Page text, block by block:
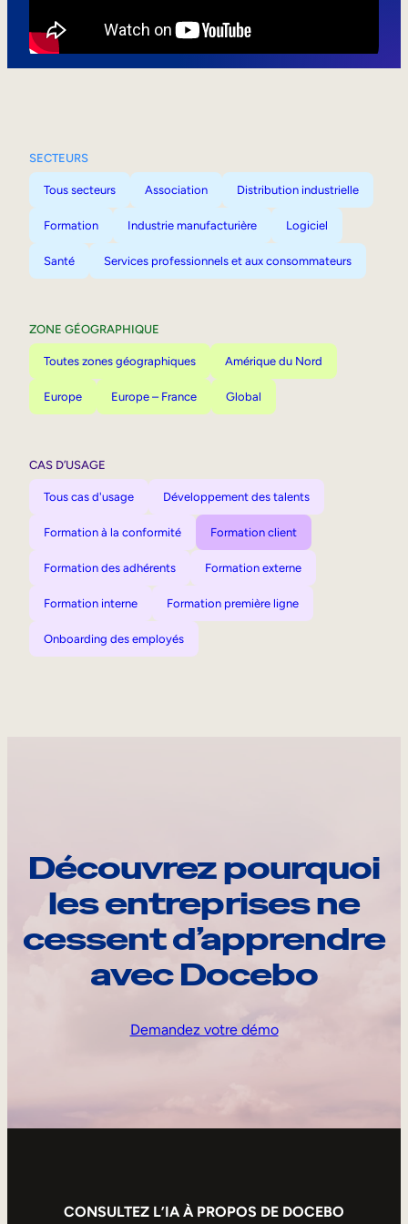
SECTEURS
Tous secteurs Association Distribution industrielle
Formation Industrie manufacturière Logiciel
Santé Services professionnels et aux consommateurs
ZONE GÉOGRAPHIQUE
Toutes zones géographiques Amérique du Nord
Europe Europe – France Global
CAS D’USAGE
Tous cas d'usage Développement des talents
Formation à la conformité Formation client
Formation des adhérents Formation externe
Formation interne Formation première ligne
Onboarding des employés
Découvrez pourquoi
les entreprises ne
cessent d’apprendre
avec Docebo
Demandez votre démo
CONSULTEZ L’IA À PROPOS DE DOCEBO